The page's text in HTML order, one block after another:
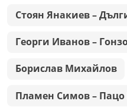
Стоян Янакиев –
Георги Иванов –
Борислав Михайлов
Пламен Симов – Пацо